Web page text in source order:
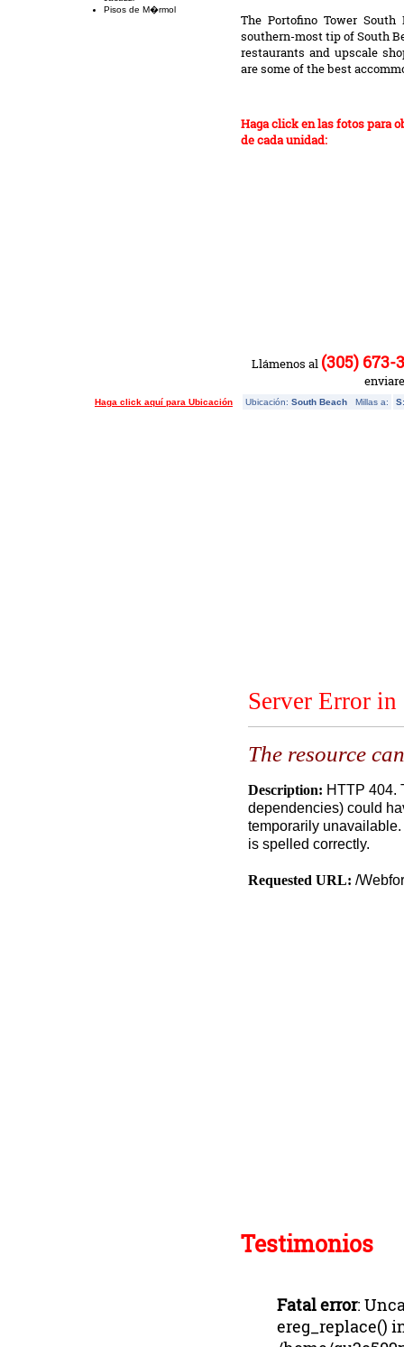
Pisos de M�rmol
The Portofino Tower
southern-most tip of South
restaurants and upscale
are some of the best
Haga click en las fotos para
de cada unidad:
Llámenos al (305) 673-
Haga click aquí para Ubicación Ubicación: South Beach Millas a:
Testimonios
Fatal error:
ereg_replace()